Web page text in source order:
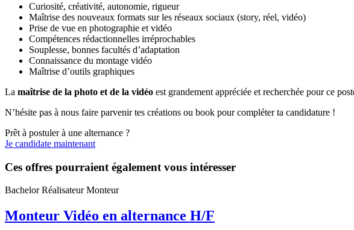
Curiosité, créativité, autonomie, rigueur
Maîtrise des nouveaux formats sur les réseaux sociaux (story, réel, vidéo)
Prise de vue en photographie et vidéo
Compétences rédactionnelles irréprochables
Souplesse, bonnes facultés d’adaptation
Connaissance du montage vidéo
Maîtrise d’outils graphiques
La maîtrise de la photo et de la vidéo est grandement appréciée et recherchée pour ce
N’hésite pas à nous faire parvenir tes créations ou book pour compléter ta candidature !
Prêt à postuler à une alternance ?
Je candidate maintenant
Ces offres pourraient également vous intéresser
Bachelor Réalisateur Monteur
Monteur Vidéo en alternance H/F